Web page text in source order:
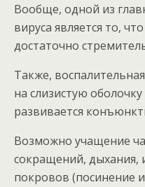
Вообще, одной из
вируса является то,
достаточно
Также,
на слизистую
развивается
Возможно учащение
сокращений, дыхания,
покровов (посинение